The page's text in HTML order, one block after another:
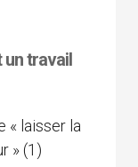
un travail
« laisser la
» (1)